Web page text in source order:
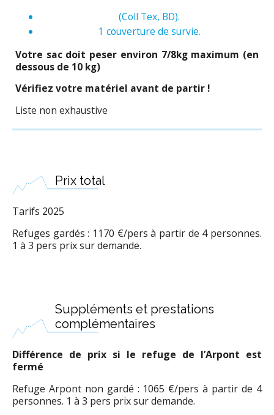
(Coll Tex, BD).
1 couverture de survie.
Votre sac doit peser environ 7/8kg maximum (en
dessous de 10 kg)
Vérifiez votre matériel avant de partir !
Liste non exhaustive
Prix total
Tarifs 2025
Refuges gardés : 1170 €/pers à partir de 4 personnes.
1 à 3 pers prix sur demande.
Suppléments et prestations
complémentaires
Différence de prix si le refuge de l’Arpont est
fermé
Refuge Arpont non gardé : 1065 €/pers à partir de 4
personnes. 1 à 3 pers prix sur demande.